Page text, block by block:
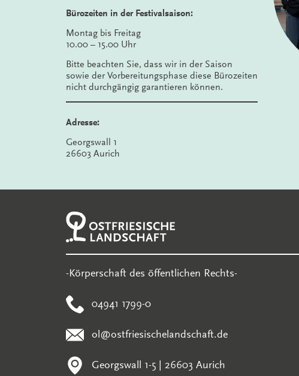
Bürozeiten in der Festivalsaison:
Montag bis Freitag
10.00 – 15.00 Uhr
Bitte beachten Sie, dass wir in der Saison
sowie der Vorbereitungsphase diese Bürozeiten
nicht durchgängig garantieren können.
Adresse:
Georgswall 1
26603 Aurich
-Körperschaft des öffentlichen Rechts-
04941 1799-0
ol@ostfriesischelandschaft.de
Georgswall 1-5 | 26603 Aurich